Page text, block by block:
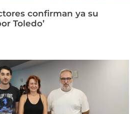
confirman ya su
Toledo’